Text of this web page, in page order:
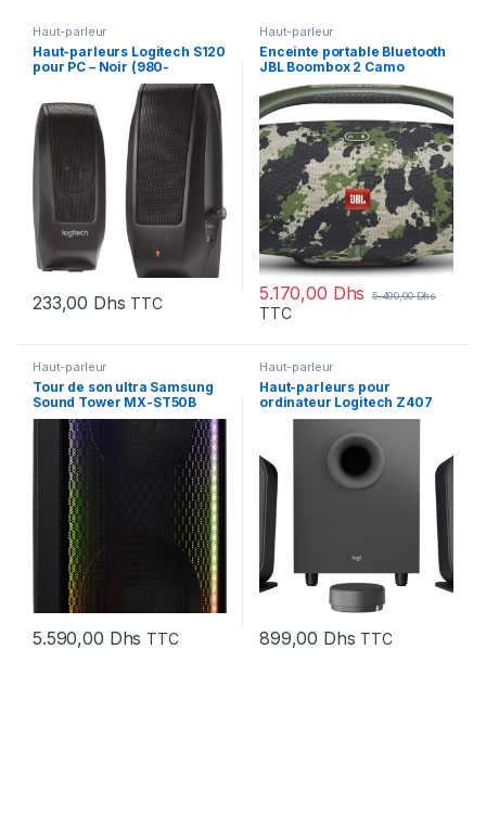
Haut-parleur
Haut-parleurs Logitech S120
pour PC – Noir (980-
233,00 Dhs TTC
Haut-parleur
Enceinte portable Bluetooth
JBL Boombox 2 Camo
(JBLBOOMBOX2SQUADUK)
5.170,00 Dhs 5.490,00Dhs
TTC
Haut-parleur
Tour de son ultra Samsung
Sound Tower MX-ST50B
(MX-ST50B/MV)
5.590,00 Dhs TTC
Haut-parleur
Haut-parleurs pour
ordinateur Logitech Z407
Bluetooth® avec caisson de
fil (980-001348)
899,00 Dhs TTC